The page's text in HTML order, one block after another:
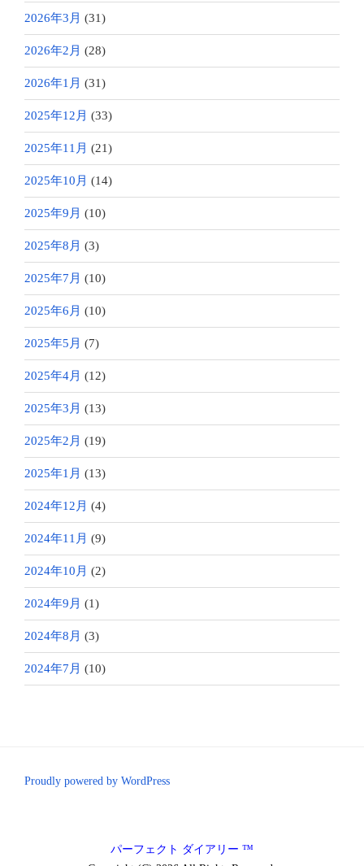
2026年3月 (31)
2026年2月 (28)
2026年1月 (31)
2025年12月 (33)
2025年11月 (21)
2025年10月 (14)
2025年9月 (10)
2025年8月 (3)
2025年7月 (10)
2025年6月 (10)
2025年5月 (7)
2025年4月 (12)
2025年3月 (13)
2025年2月 (19)
2025年1月 (13)
2024年12月 (4)
2024年11月 (9)
2024年10月 (2)
2024年9月 (1)
2024年8月 (3)
2024年7月 (10)
Proudly powered by WordPress
パーフェクト ダイアリー ™